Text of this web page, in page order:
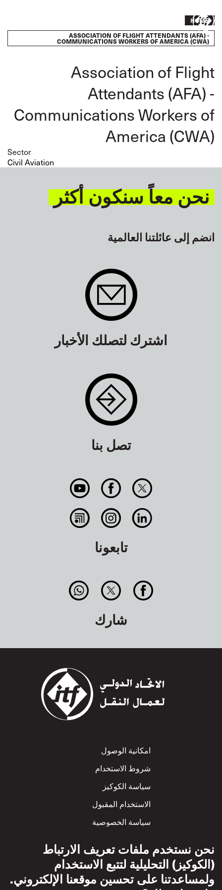
main
content
Breadcrumb
HOME
ASSOCIATION OF FLIGHT ATTENDANTS (AFA) -
COMMUNICATIONS WORKERS OF AMERICA (CWA)
Association of Flight
Attendants (AFA) -
Communications Workers of
America (CWA)
Sector
Civil Aviation
نحن معاً سنكون أكثر
انضم إلى عائلتنا العالمية
اشترك لتصلك الأخبار
تصل بنا
تابعونا
شارك
Footer
امكانية الوصول
شروط الاستخدام
سياسة الكوكيز
الاستخدام المقبول
سياسة الخصوصية
نحن نستخدم ملفات تعريف الارتباط
(الكوكيز) التحليلية لتتبع الاستخدام
ولمساعدتنا على تحسين موقعنا الإلكتروني.